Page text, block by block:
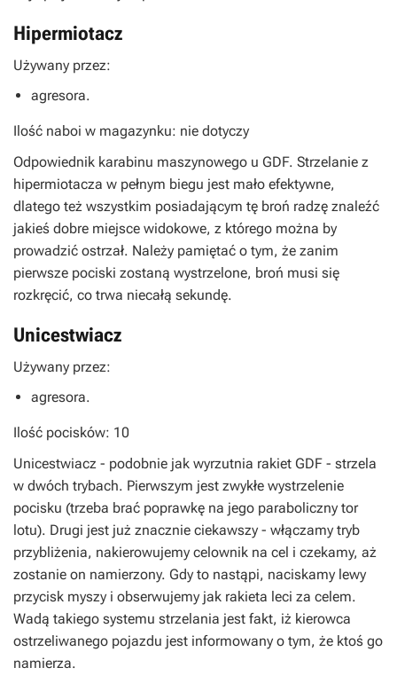
Hipermiotacz
Używany przez:
agresora.
Ilość naboi w magazynku: nie dotyczy
Odpowiednik karabinu maszynowego u GDF. Strzelanie z
hipermiotacza w pełnym biegu jest mało efektywne,
dlatego też wszystkim posiadającym tę broń radzę znaleźć
jakieś dobre miejsce widokowe, z którego można by
prowadzić ostrzał. Należy pamiętać o tym, że zanim
pierwsze pociski zostaną wystrzelone, broń musi się
rozkręcić, co trwa niecałą sekundę.
Unicestwiacz
Używany przez:
agresora.
Ilość pocisków: 10
Unicestwiacz - podobnie jak wyrzutnia rakiet GDF - strzela
w dwóch trybach. Pierwszym jest zwykłe wystrzelenie
pocisku (trzeba brać poprawkę na jego paraboliczny tor
lotu). Drugi jest już znacznie ciekawszy - włączamy tryb
przybliżenia, nakierowujemy celownik na cel i czekamy, aż
zostanie on namierzony. Gdy to nastąpi, naciskamy lewy
przycisk myszy i obserwujemy jak rakieta leci za celem.
Wadą takiego systemu strzelania jest fakt, iż kierowca
ostrzeliwanego pojazdu jest informowany o tym, że ktoś go
namierza.